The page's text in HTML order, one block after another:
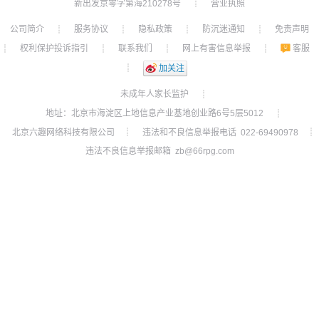
新出发京零字第海210278号
┊ 营业执照
公司简介 ┊ 服务协议 ┊ 隐私政策 ┊ 防沉迷通知 ┊
免责声明
┊
权利保护投诉指引 ┊ 联系我们 ┊ 网上有害信息举报 ┊
客服
┊
加关注
未成年人家长监护
┊
地址：北京市海淀区上地信息产业基地创业路6号5层5012
┊
北京六趣网络科技有限公司
┊ 违法和不良信息举报电话 022-69490978
┊
违法不良信息举报邮箱 zb@66rpg.com